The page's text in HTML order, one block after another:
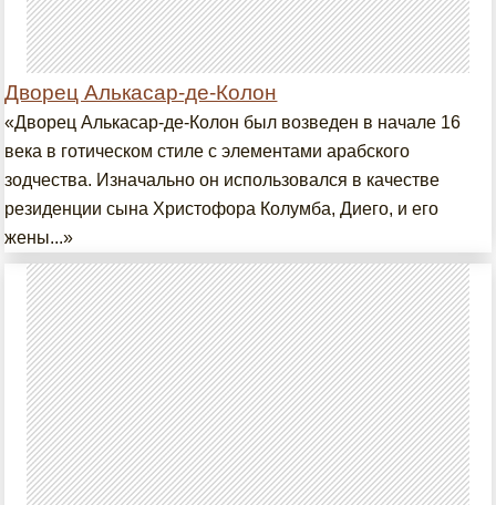
Дворец Алькасар-де-Колон
«Дворец Алькасар-де-Колон был возведен в начале 16
века в готическом стиле с элементами арабского
зодчества. Изначально он использовался в качестве
резиденции сына Христофора Колумба, Диего, и его
жены...»